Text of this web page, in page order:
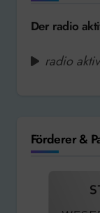
Der radio
radio
Förderer &